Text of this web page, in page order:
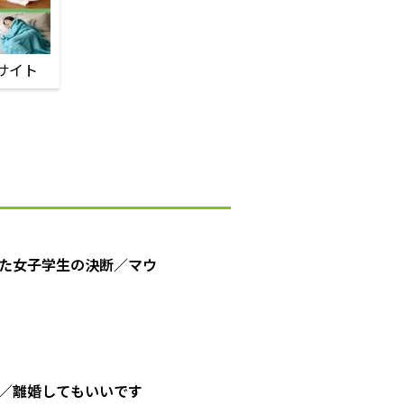
イト
女子学生の決断／マウ
離婚してもいいです